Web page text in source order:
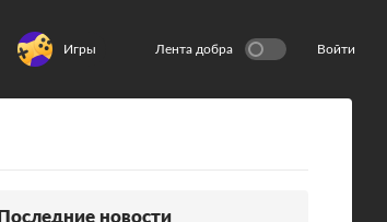
Игры Лента добра Войти
Последние новости